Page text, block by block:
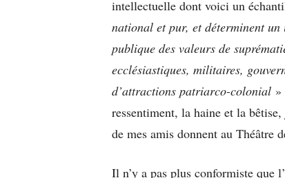
intellectuelle dont voici un
national et pur, et déterminent
publique des valeurs de
ecclésiastiques, militaires,
d’attractions patriarco-colonial
ressentiment, la haine et la
de mes amis donnent au
Il n’y a pas plus conformiste que